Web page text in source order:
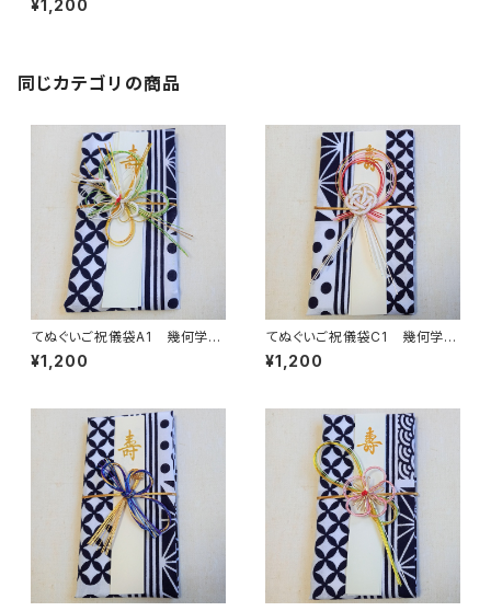
め 縁起柄 伝統柄 結婚
¥1,200
同じカテゴリの商品
てぬぐいご祝儀袋A1 幾何学小
紋柄 注染 本染め 縁起
柄 伝統柄 結婚式 出産
¥1,200
てぬぐいご祝儀袋C1 幾何学小
紋柄 注染 本染め 縁起
柄 伝統柄 結婚式 出産
¥1,200